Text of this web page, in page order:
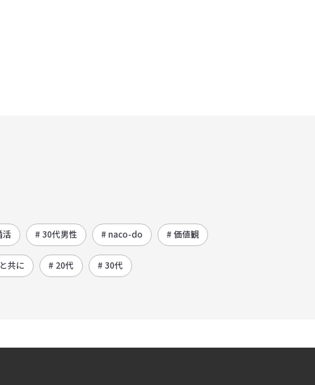
活 # 30代男性 # naco-do # 価値観
共に # 20代 # 30代